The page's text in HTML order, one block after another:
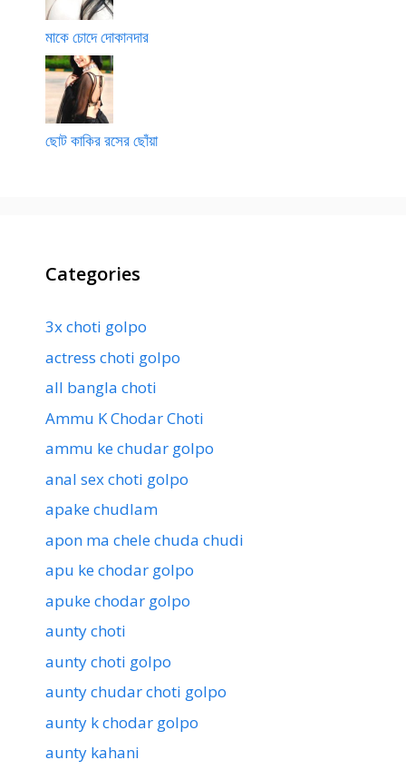
মাকে চোদে দোকানদার
ছোট কাকির রসের ছোঁয়া
Categories
3x choti golpo
actress choti golpo
all bangla choti
Ammu K Chodar Choti
ammu ke chudar golpo
anal sex choti golpo
apake chudlam
apon ma chele chuda chudi
apu ke chodar golpo
apuke chodar golpo
aunty choti
aunty choti golpo
aunty chudar choti golpo
aunty k chodar golpo
aunty kahani